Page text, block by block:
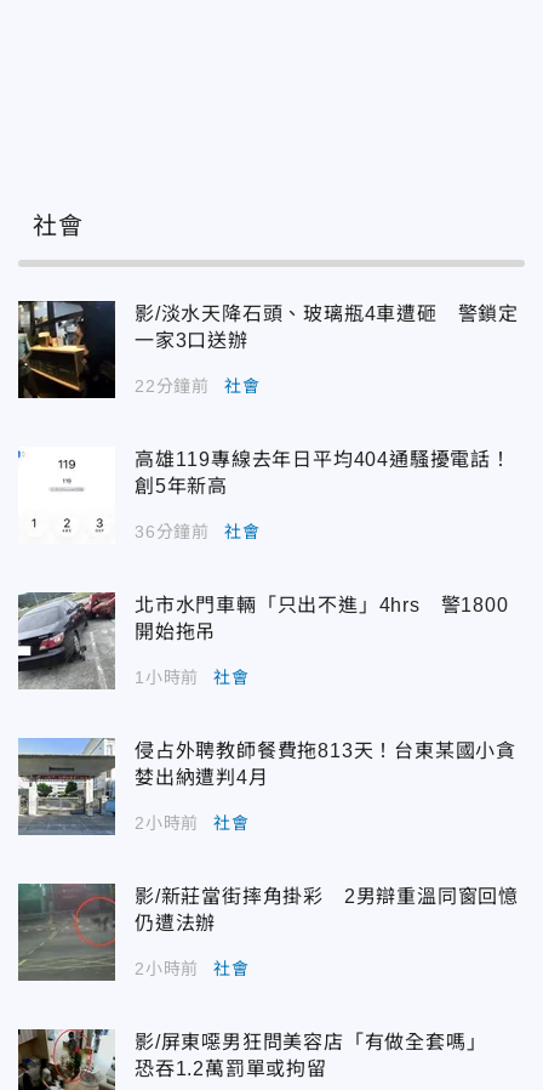
社會
影/淡水天降石頭、玻璃瓶4車遭砸 警鎖定
一家3口送辦
22分鐘前 社會
高雄119專線去年日平均404通騷擾電話！
創5年新高
36分鐘前 社會
北市水門車輛「只出不進」4hrs 警1800
開始拖吊
1小時前 社會
侵占外聘教師餐費拖813天！台東某國小貪
婪出納遭判4月
2小時前 社會
影/新莊當街摔角掛彩 2男辯重溫同窗回憶
仍遭法辦
2小時前 社會
影/屏東噁男狂問美容店「有做全套嗎」
恐吞1.2萬罰單或拘留